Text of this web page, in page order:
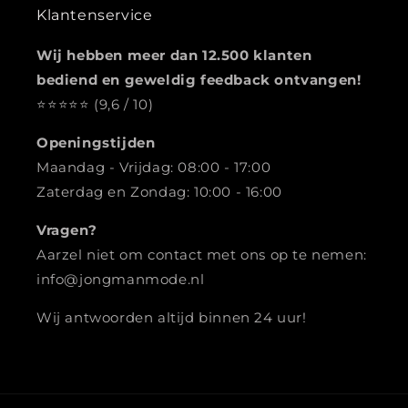
Klantenservice
Wij hebben meer dan 12.500 klanten
bediend en geweldig feedback ontvangen!
⭐️️️️️️️️️️️️️️️⭐️⭐️⭐️⭐️ (9,6 / 10)
Openingstijden
Maandag - Vrijdag: 08:00 - 17:00
Zaterdag en Zondag: 10:00 - 16:00
Vragen?
Aarzel niet om contact met ons op te nemen:
info@jongmanmode.nl
Wij antwoorden altijd binnen 24 uur!